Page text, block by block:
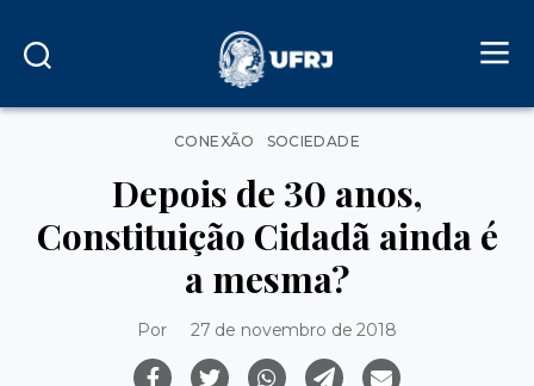
Categorias
CONEXÃO SOCIEDADE
Depois de 30 anos,
Constituição Cidadã ainda é
a mesma?
Por 27 de novembro de 2018